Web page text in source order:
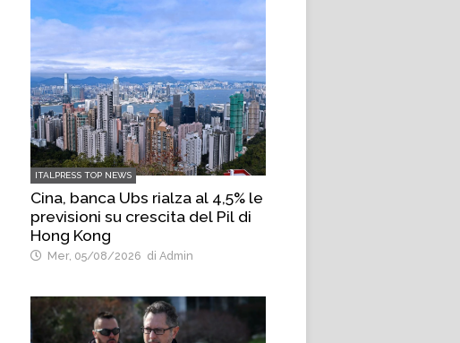
ITALPRESS TOP NEWS
Cina, banca Ubs rialza al 4,5% le
previsioni su crescita del Pil di
Hong Kong
Mer, 05/08/2026 di Admin